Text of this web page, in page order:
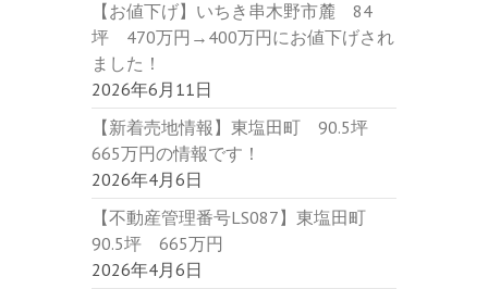
【お値下げ】いちき串木野市麓 84
坪 470万円→400万円にお値下げされ
ました！
2026年6月11日
【新着売地情報】東塩田町 90.5坪
665万円の情報です！
2026年4月6日
【不動産管理番号LS087】東塩田町
90.5坪 665万円
2026年4月6日